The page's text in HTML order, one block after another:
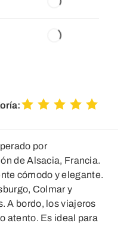
por
de Alsacia, Francia.
cómodo y elegante.
Colmar y
A bordo, los viajeros
atento. Es ideal para